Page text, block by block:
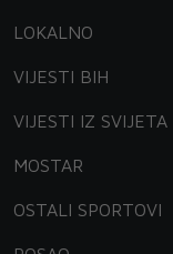
LOKALNO
VIJESTI BIH
VIJESTI IZ SVIJETA
MOSTAR
OSTALI SPORTOVI